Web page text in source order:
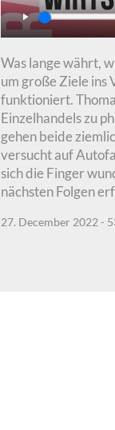
Play
Was lange währt,
um große Ziele ins
funktioniert.
Einzelhandels zu
gehen beide
versucht auf
sich die Finger
nächsten Folgen
27. December 2022 -